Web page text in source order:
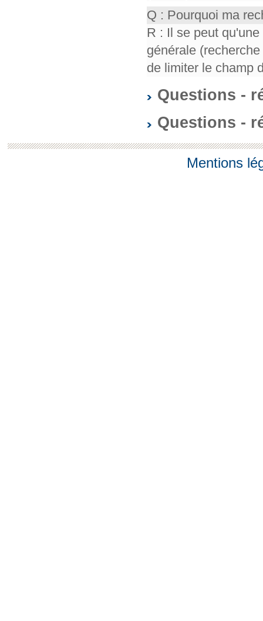
Q : Pourquoi ma
R : Il se peut
générale
de limiter le champ
Questions -
Questions -
Mentions